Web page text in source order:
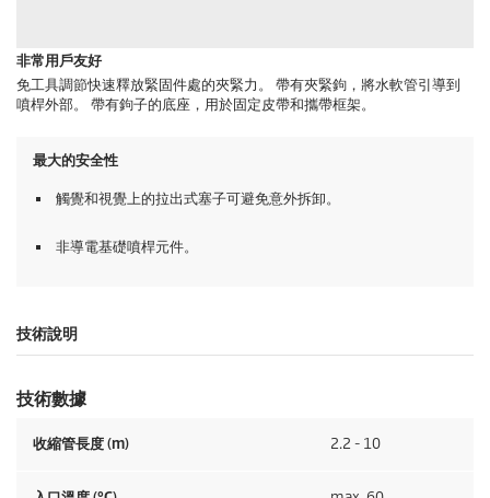
非常用戶友好
免工具調節快速釋放緊固件處的夾緊力。 帶有夾緊鉤，將水軟管引導到
噴桿外部。 帶有鉤子的底座，用於固定皮帶和攜帶框架。
最大的安全性
觸覺和視覺上的拉出式塞子可避免意外拆卸。
非導電基礎噴桿元件。
技術說明
技術數據
收縮管長度 (m) 2.2 - 10